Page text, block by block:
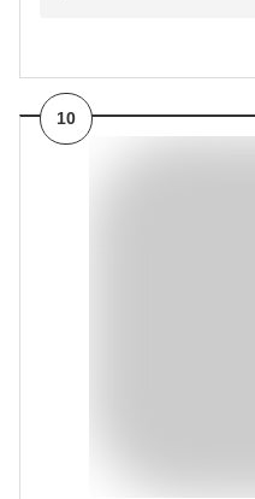
10